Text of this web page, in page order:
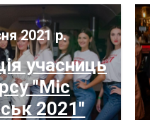
2021 р.
учасниць
"Міс
2021"